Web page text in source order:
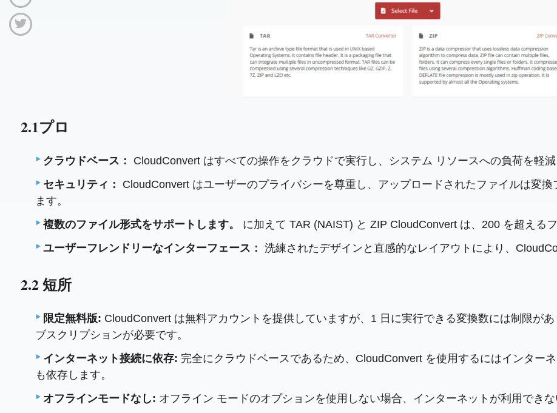
2.1プロ
クラウドベース：
CloudConvert はすべての操作をクラウドで実行し、システム リソースへの負荷を軽減
セキュリティ：
CloudConvert はユーザーのプライバシーを尊重し、アップロードされたファイルは変
ます。
複数のファイル形式をサポートします。
に加えて TAR (NAIST) と ZIP CloudConvert は、200 を超える
ユーザーフレンドリーなインターフェース： 洗練されたデザインと直感的なレイアウトにより、
2.2 短所
限定無料版: CloudConvert は無料アカウントを提供していますが、1 日に実行できる変換数には制限が
ブスクリプションが必要です。
インターネット接続に依存: 完全にクラウドベースであるため、CloudConvert を使用するにはインター
も依存します。
オフラインモードなし: オフライン モードのオプションを使用しない場合、インターネットが利用でき